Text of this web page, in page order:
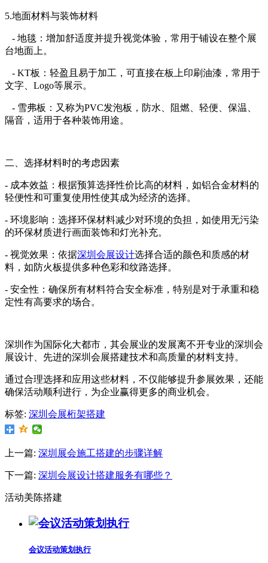
5.地面材料与装饰材料
- 地毯：增加舒适度并提升视觉体验，常用于铺设在整个展
台地面上。
- KT板：轻盈且易于加工，可直接在板上印刷油漆，常用于
文字、Logo等展示。
- 雪弗板：又称为PVC发泡板，防水、阻燃、轻便、保温、
隔音，适用于各种装饰用途。
二、选择材料时的考虑因素
- 成本效益：根据预算选择性价比高的材料，如铝合金材料的
轻便性和可重复使用性使其成为经济的选择。
- 环境影响：选择环保材料减少对环境的负担，如使用无污染
的环保材质进行画面装饰和灯光补充。
- 视觉效果：依据深圳会展设计选择合适的颜色和质感的材
料，如防火板提供多种色彩和纹路选择。
- 安全性：确保所有材料符合安全标准，特别是对于承重和稳
定性有高要求的场合。
深圳作为国际化大都市，其会展业的发展离不开专业的深圳会
展设计、先进的深圳会展搭建技术和高质量的材料支持。
通过合理选择和应用这些材料，不仅能够提升参展效果，还能
确保活动顺利进行，为企业赢得更多的商业机会。
标签: 深圳会展桁架搭建
上一篇: 深圳展会施工搭建的步骤详解
下一篇: 深圳会展设计搭建服务有哪些？
活动美陈搭建
会议活动策划执行